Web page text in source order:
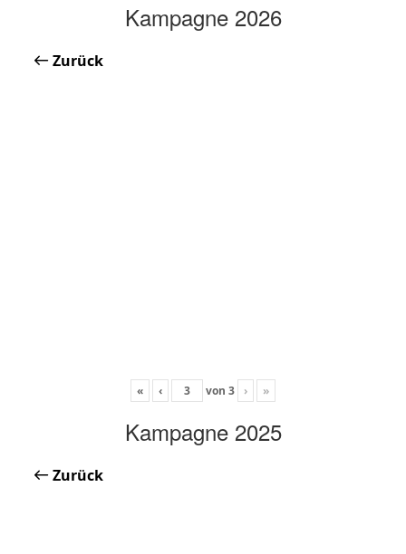
Kampagne 2026
Zurück
« ‹ von 3 › »
Kampagne 2025
Zurück